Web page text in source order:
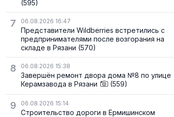
(595)
7 06.08.2026 16:47
Представители Wildberries встретились с
предпринимателями после возгорания на
складе в Рязани (570)
8 06.08.2026 15:38
Завершён ремонт двора дома №8 по улице
Керамзавода в Рязани
(559)
9 06.08.2026 15:14
Строительство дороги в Ермишинском